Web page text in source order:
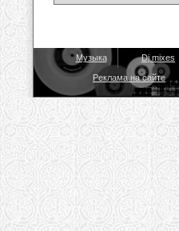
Музыка Dj mixes
Реклама на сайте